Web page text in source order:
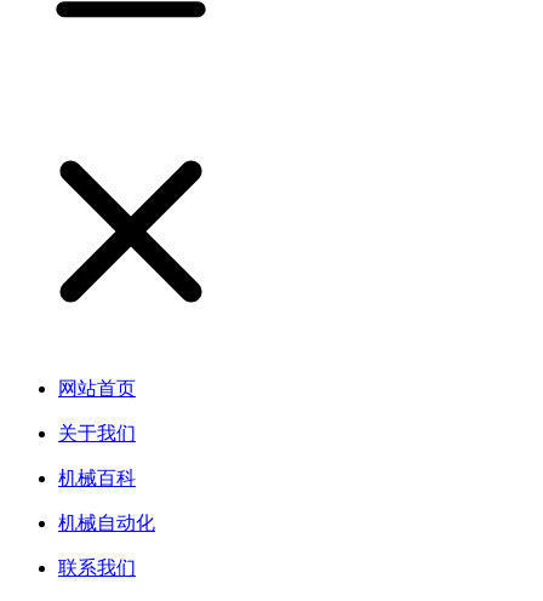
网站首页
关于我们
机械百科
机械自动化
联系我们